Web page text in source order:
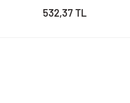
532,37 TL